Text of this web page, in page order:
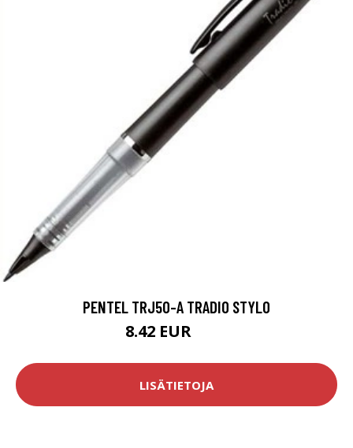
PENTEL TRJ50-A TRADIO STYLO
8.42 EUR
LISÄTIETOJA